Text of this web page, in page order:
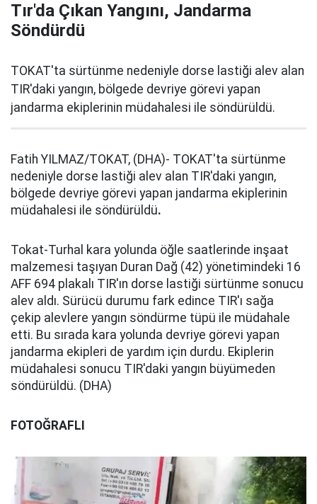
Tır'da Çıkan Yangını, Jandarma
Söndürdü
TOKAT'ta sürtünme nedeniyle dorse lastiği alev alan
TIR'daki yangın, bölgede devriye görevi yapan
jandarma ekiplerinin müdahalesi ile söndürüldü.
Fatih YILMAZ/TOKAT, (DHA)- TOKAT'ta sürtünme
nedeniyle dorse lastiği alev alan TIR'daki yangın,
bölgede devriye görevi yapan jandarma ekiplerinin
müdahalesi ile söndürüldü.
Tokat-Turhal kara yolunda öğle saatlerinde inşaat
malzemesi taşıyan Duran Dağ (42) yönetimindeki 16
AFF 694 plakalı TIR'ın dorse lastiği sürtünme sonucu
alev aldı. Sürücü durumu fark edince TIR'ı sağa
çekip alevlere yangın söndürme tüpü ile müdahale
etti. Bu sırada kara yolunda devriye görevi yapan
jandarma ekipleri de yardım için durdu. Ekiplerin
müdahalesi sonucu TIR'daki yangın büyümeden
söndürüldü. (DHA)
FOTOĞRAFLI